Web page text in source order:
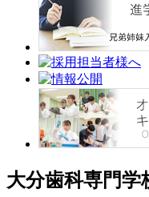
大分歯科専門学